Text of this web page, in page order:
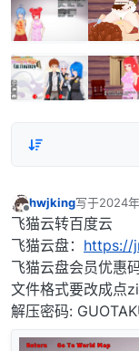
离线
hwjking写于2024
最后由 编辑
飞猫云转百度云
飞猫云盘： https://
飞猫云盘会员优惠
文件格式要改成点
解压密码: